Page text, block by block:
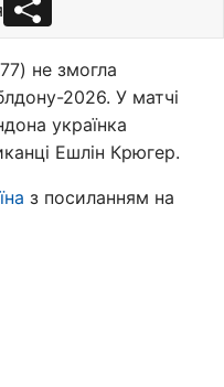
не змогла
2026. У матчі
українка
Ешлін Крюгер.
з посиланням на